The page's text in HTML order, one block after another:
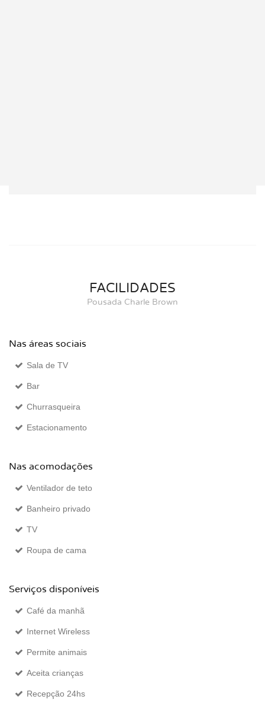
FACILIDADES
Pousada Charle Brown
Nas áreas sociais
Sala de TV
Bar
Churrasqueira
Estacionamento
Nas acomodações
Ventilador de teto
Banheiro privado
TV
Roupa de cama
Serviços disponíveis
Café da manhã
Internet Wireless
Permite animais
Aceita crianças
Recepção 24hs